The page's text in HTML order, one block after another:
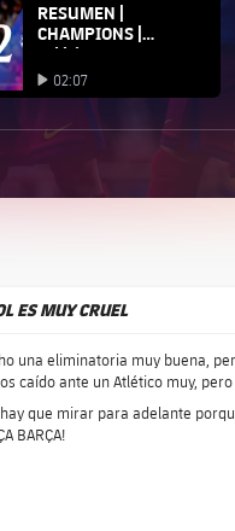
club badge
RESUMEN |
CHAMPIONS |
Atlético - Barça
Iniciar vídeo
02:07
ES MUY CRUEL
una eliminatoria muy buena,
caído ante un Atlético muy,
que mirar para adelante
BARÇA!